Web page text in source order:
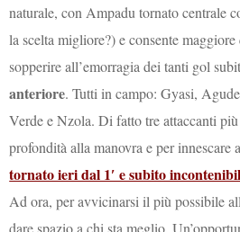
naturale, con Ampadu tornato centrale
la scelta migliore?) e consente
sopperire all’emorragia dei tanti gol
anteriore. Tutti in campo: Gyasi,
Verde e Nzola. Di fatto tre attaccanti
profondità alla manovra e per innescare
tornato ieri dal 1′ e subito
Ad ora, per avvicinarsi il più possibile
dare spazio a chi sta meglio.